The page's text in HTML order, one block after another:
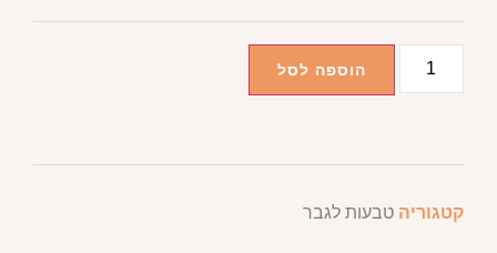
הוספה לסל
קטגוריה טבעות לגבר